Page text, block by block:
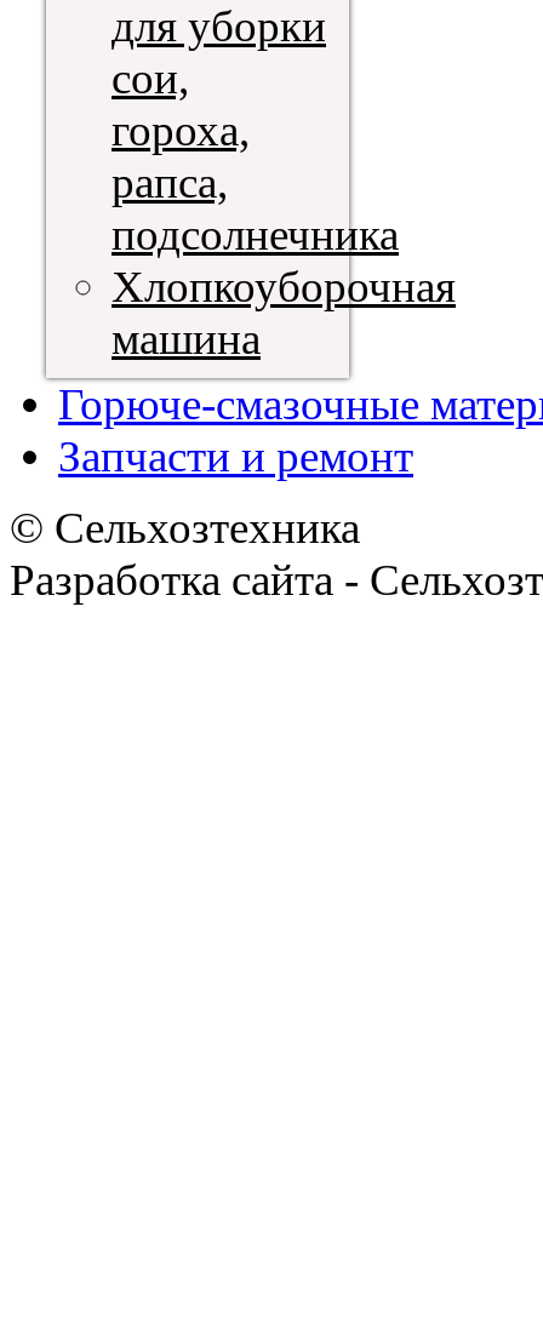
для уборки
сои,
гороха,
рапса,
подсолнечника
Хлопкоуборочная
машина
Горюче-смазочные
Запчасти и ремонт
© Сельхозтехника
Разработка сайта -